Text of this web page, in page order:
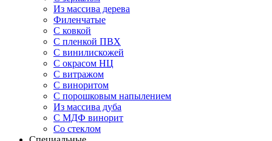
Из массива дерева
Филенчатые
С ковкой
С пленкой ПВХ
С винилискожей
С окрасом НЦ
С витражом
С виноритом
С порошковым напылением
Из массива дуба
С МДФ винорит
Со стеклом